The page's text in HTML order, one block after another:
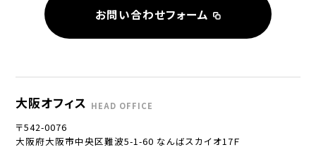
お問い合わせフォーム
大阪オフィス HEAD OFFICE
〒542-0076
大阪府大阪市中央区難波5-1-60 なんばスカイオ17Ｆ